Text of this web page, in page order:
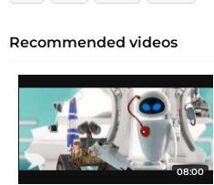
Recommended videos
08:00